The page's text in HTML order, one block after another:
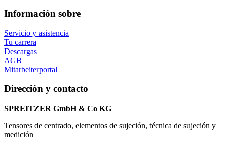
Información sobre
Servicio y asistencia
Tu carrera
Descargas
AGB
Mitarbeiterportal
Dirección y contacto
SPREITZER GmbH & Co KG
Tensores de centrado, elementos de sujeción, técnica de sujeción y
medición